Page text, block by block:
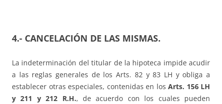
4.- CANCELACIÓN DE LAS MISMAS.
La indeterminación del titular de la hipoteca impide acudir
a las reglas generales de los Arts. 82 y 83 LH y obliga a
establecer otras especiales, contenidas en los Arts. 156 LH
y 211 y 212 R.H., de acuerdo con los cuales pueden